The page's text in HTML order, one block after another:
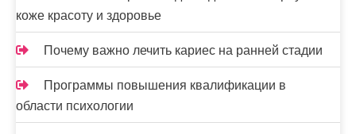
з
а
п
и
коже красоту и здоровье
Почему важно лечить кариес на ранней стадии
Программы повышения квалификации в
области психологии